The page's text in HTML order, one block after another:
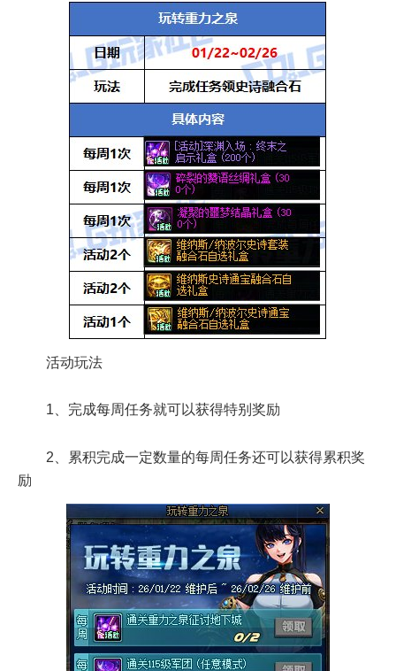
活动玩法
1、完成每周任务就可以获得特别奖励
2、累积完成一定数量的每周任务还可以获得累积奖
励